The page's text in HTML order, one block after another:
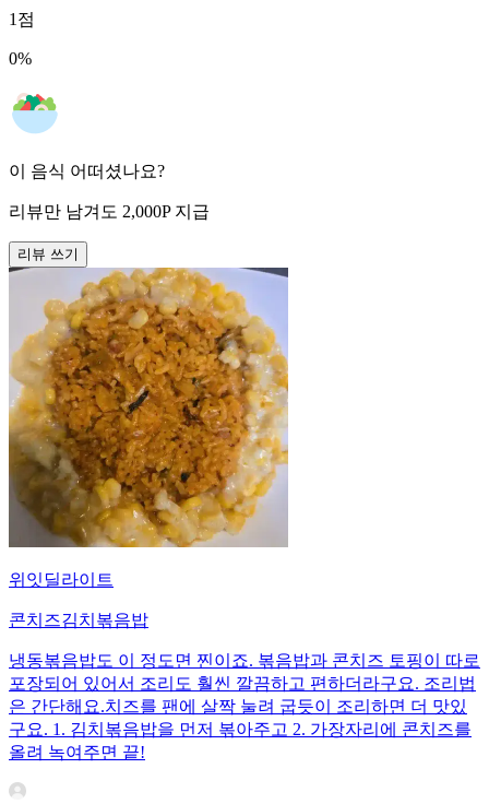
1 점
0%
이 음식 어떠셨나요?
리뷰만 남겨도 2,000P 지급
리뷰 쓰기
위잇딜라이트
콘치즈김치볶음밥
냉동볶음밥도 이 정도면 찐이죠. 볶음밥과 콘치즈 토핑이 따로
포장되어 있어서 조리도 훨씬 깔끔하고 편하더라구요. 조리법
은 간단해요.치즈를 팬에 살짝 눌려 굽듯이 조리하면 더 맛있
구요. 1. 김치볶음밥을 먼저 볶아주고 2. 가장자리에 콘치즈를
올려 녹여주면 끝!